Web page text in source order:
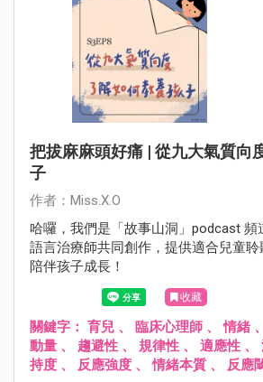
把拔麻麻頭好痛 | 從九大氣質向
子
作者：Miss.X.O
哈囉，我們是「故事山洞」podcast 頻
語言治療師共同創作，提供適合兒童
陪伴孩子成長！
收藏
關鍵字： 育兒 、 臨床心理師 、情緒 、
動量 、 趨避性 、 規律性 、 適應性 、
持度 、 反應強度 、情緒本質 、 反應